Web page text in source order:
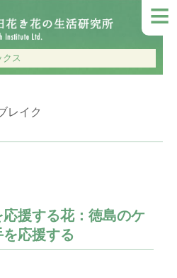
≡
ス
レイク
援する花：徳島のケ
応援する